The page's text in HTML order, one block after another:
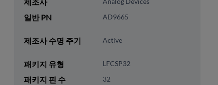
제조사
일반 PN AD9665
제조사 수명 주기 Active
패키지 유형 LFCSP32
패키지 핀 수 32